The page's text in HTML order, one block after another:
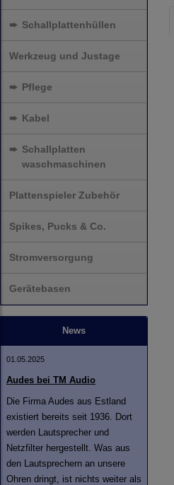
➨ Schallplattenhüllen
Werkzeug und Justage
➨ Pflege
➨ Kabel
➨ Schallplatten
waschmaschinen
Plattenspieler Zubehör
Spikes, Pucks & Co.
Stromversorgung
Gerätebasen
News
01.05.2025
Audes bei TM Audio
Die Firma Audes aus Estland
existiert bereits seit 1936. Dort
werden Lautsprecher und
Netzfilter hergestellt. Was aus
den Lautsprechern an unsere
Ohren dringt, ist nichts weiter als